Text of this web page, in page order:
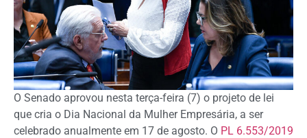
O Senado aprovou nesta terça-feira (7) o projeto de lei
que cria o Dia Nacional da Mulher Empresária, a ser
celebrado anualmente em 17 de agosto. O PL 6.553/2019